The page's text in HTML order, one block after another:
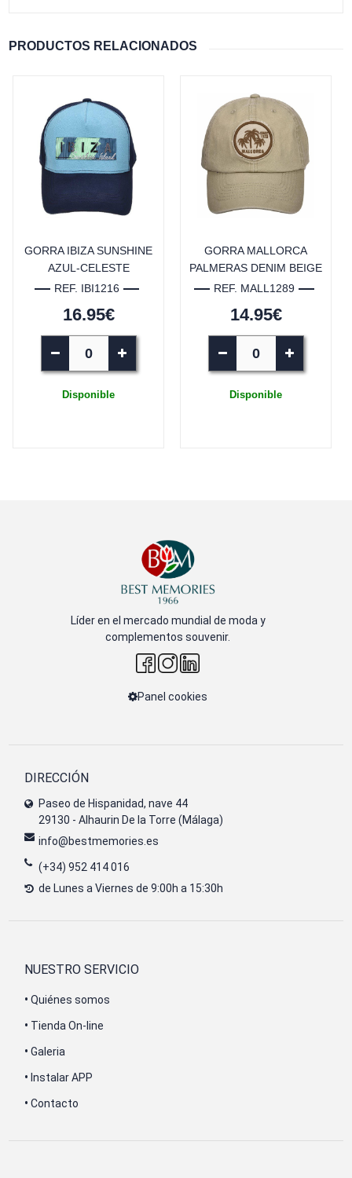
PRODUCTOS RELACIONADOS
GORRA IBIZA SUNSHINE
AZUL-CELESTE
REF. IBI1216
16.95€
Disponible
GORRA MALLORCA
PALMERAS DENIM BEIGE
REF. MALL1289
14.95€
Disponible
Líder en el mercado mundial de moda y
complementos souvenir.
Panel cookies
DIRECCIÓN
Paseo de Hispanidad, nave 44
29130 - Alhaurin De la Torre (Málaga)
info@bestmemories.es
(+34) 952 414 016
de Lunes a Viernes de 9:00h a 15:30h
NUESTRO SERVICIO
• Quiénes somos
• Tienda On-line
• Galeria
• Instalar APP
• Contacto